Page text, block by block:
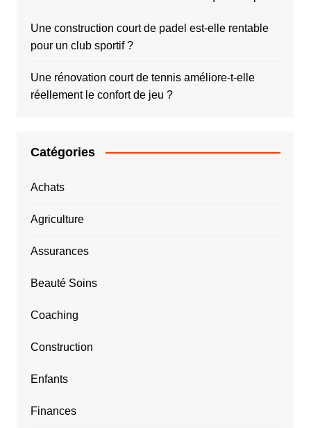
Une construction court de padel est-elle rentable
pour un club sportif ?
Une rénovation court de tennis améliore-t-elle
réellement le confort de jeu ?
Catégories
Achats
Agriculture
Assurances
Beauté Soins
Coaching
Construction
Enfants
Finances